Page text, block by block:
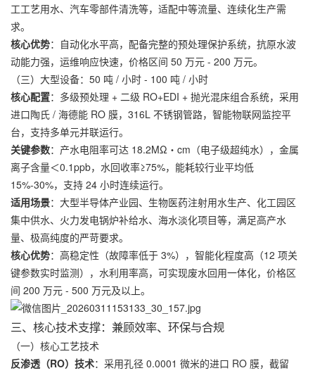
工工艺用水、汽车零部件清洗等，适配中等流量、连续化生产需
求。
核心优势：自动化水平高，配备完整的预处理保护系统，抗原水波
动能力强，运维响应快速，价格区间 50 万元 - 200 万元。
（三）大型设备：50 吨 / 小时 - 100 吨 / 小时
核心配置：多级预处理 + 二级 RO+EDI + 抛光混床组合系统，采用
进口陶氏 / 海德能 RO 膜，316L 不锈钢管路，智能物联网监控平
台，支持多单元并联运行。
关键参数：产水电阻率可达 18.2MΩ・cm（电子级超纯水），金属
离子含量＜0.1ppb，水回收率≥75%，能耗较行业平均低
15%-30%，支持 24 小时连续运行。
适用场景：大型半导体产业园、生物医药注射用水生产、化工园区
集中供水、火力发电锅炉补给水、海水淡化项目等，满足高产水
量、极高纯度的严苛要求。
核心优势：高稳定性（故障率低于 3%），智能化程度高（12 项关
键参数实时监测），水利用率高，可实现废水回用一体化，价格区
间 200 万元 - 500 万元及以上。
三、核心技术支撑：兼顾效率、环保与合规
（一）核心工艺技术
反渗透（RO）技术：采用孔径 0.0001 微米的进口 RO 膜，截留